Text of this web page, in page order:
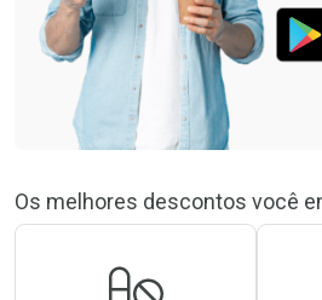
Os melhores descontos você